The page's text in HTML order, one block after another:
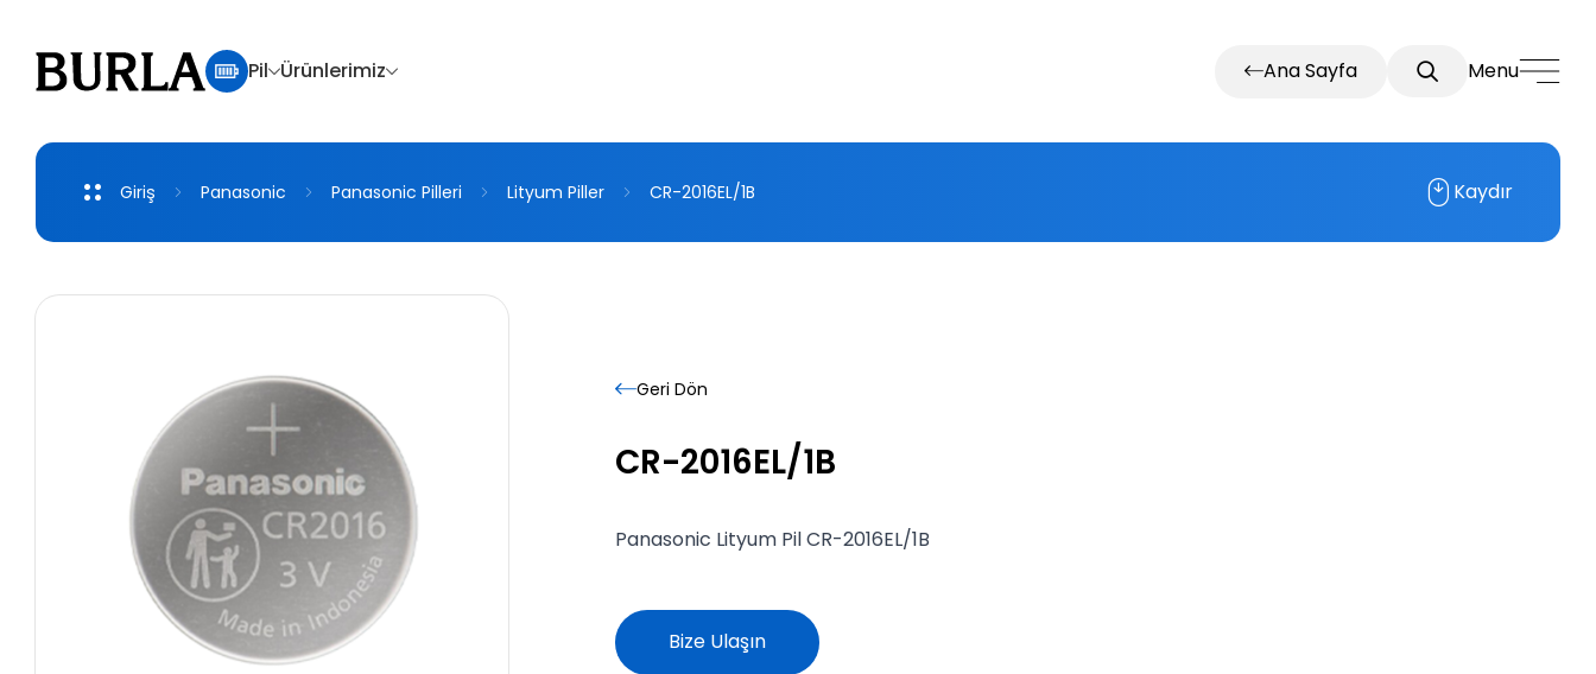
Pil Ürünlerimiz
Lityum Piller
Alkalin Piller
Manganez Piller
Ana Sayfa Menu
Giriş Panasonic Panasonic Pilleri Lityum Piller CR-2016EL/1B Kaydır
Geri Dön
CR-2016EL/1B
Panasonic Lityum Pil CR-2016EL/1B
Bize Ulaşın